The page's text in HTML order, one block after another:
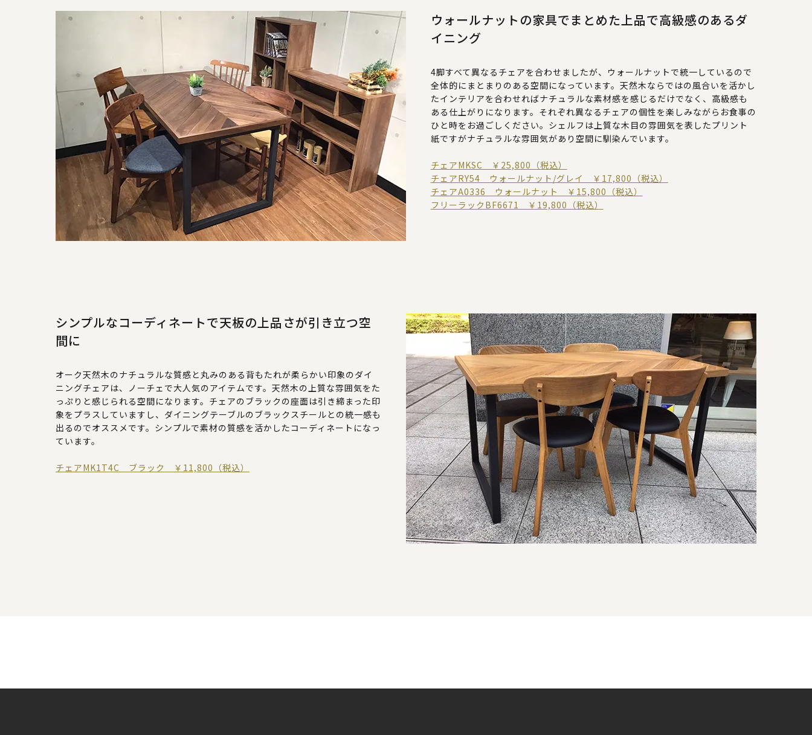
ウォールナットの家具でまとめた上品で高級感のあるダ
イニング
4脚すべて異なるチェアを合わせましたが、ウォールナットで統一しているので
全体的にまとまりのある空間になっています。天然木ならではの風合いを活かし
たインテリアを合わせればナチュラルな素材感を感じるだけでなく、高級感も
ある仕上がりになります。それぞれ異なるチェアの個性を楽しみながらお食事の
ひと時をお過ごしください。シェルフは上質な木目の雰囲気を表したプリント
紙ですがナチュラルな雰囲気があり空間に馴染んでいます。
チェアMKSC ￥25,800（税込）
チェアRY54 ウォールナット/グレイ ￥17,800（税込）
チェアA0336 ウォールナット ￥15,800（税込）
フリーラックBF6671 ￥19,800（税込）
シンプルなコーディネートで天板の上品さが引き立つ空
間に
オーク天然木のナチュラルな質感と丸みのある背もたれが柔らかい印象のダイ
ニングチェアは、ノーチェで大人気のアイテムです。天然木の上質な雰囲気をた
っぷりと感じられる空間になります。チェアのブラックの座面は引き締まった印
象をプラスしていますし、ダイニングテーブルのブラックスチールとの統一感も
出るのでオススメです。シンプルで素材の質感を活かしたコーディネートになっ
ています。
チェアMK1T4C ブラック ￥11,800（税込）